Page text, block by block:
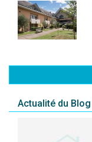
Actualité du